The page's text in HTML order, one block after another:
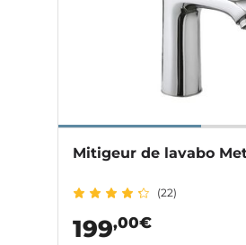
Mitigeur de lavabo
(22)
199,00€